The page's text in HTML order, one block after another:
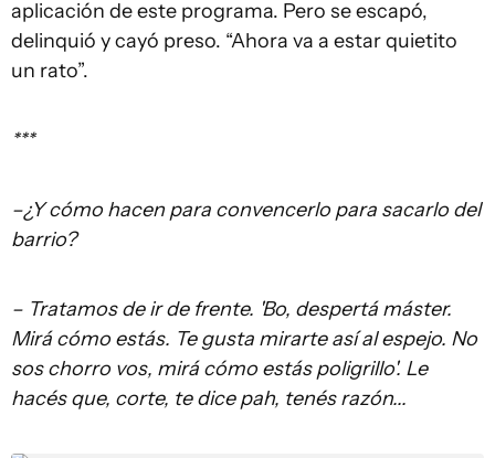
aplicación de este programa. Pero se escapó,
delinquió y cayó preso. “Ahora va a estar quietito
un rato”.
***
–¿Y cómo hacen para convencerlo para sacarlo del
barrio?
– Tratamos de ir de frente. 'Bo, despertá máster.
Mirá cómo estás. Te gusta mirarte así al espejo. No
sos chorro vos, mirá cómo estás poligrillo'. Le
hacés que, corte, te dice pah, tenés razón...